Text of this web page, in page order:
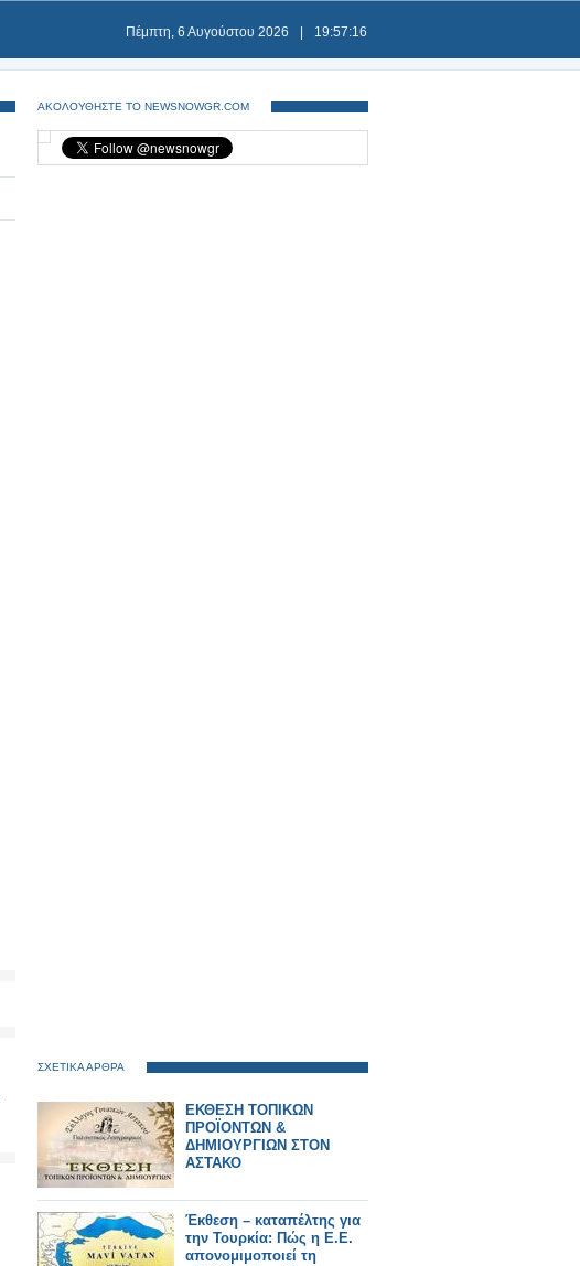
Πέμπτη, 6 Αυγούστου 2026 19:57:16
ΑΚΟΛΟΥΘΗΣΤΕ ΤΟ NEWSNOWGR.COM
ΣΧΕΤΙΚΑ ΑΡΘΡΑ
ΕΚΘΕΣΗ ΤΟΠΙΚΩΝ
ΠΡΟΪΟΝΤΩΝ &
ΔΗΜΙΟΥΡΓΙΩΝ ΣΤΟΝ
ΑΣΤΑΚΟ
Έκθεση – καταπέλτης για
την Τουρκία: Πώς η Ε.Ε.
απονομιμοποιεί τη